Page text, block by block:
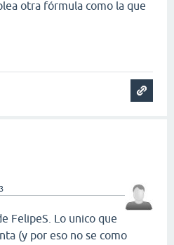
otra fórmula como la que
FelipeS. Lo unico que
(y por eso no se como